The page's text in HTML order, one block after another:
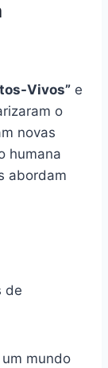
Vivos” e
o
novas
humana
abordam
de
mundo